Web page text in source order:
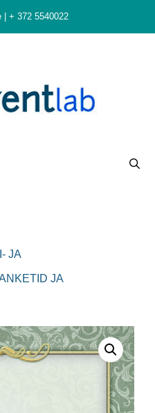
+ 372 5540022
JA
JA